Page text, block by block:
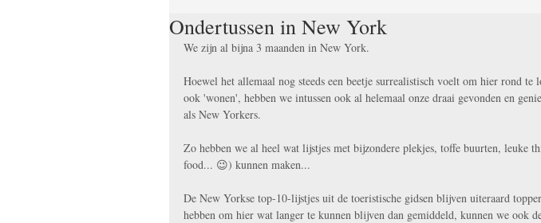
Ondertussen in New York
We zijn al bijna 3 maanden in New York.
Hoewel het allemaal nog steeds een beetje surrealistisch voelt om hier rond te
ook 'wonen', hebben we intussen ook al helemaal onze draai gevonden en
als New Yorkers.
Zo hebben we al heel wat lijstjes met bijzondere plekjes, toffe buurten, leuke
food... 😉) kunnen maken...
De New Yorkse top-10-lijstjes uit de toeristische gidsen blijven uiteraard
hebben om hier wat langer te kunnen blijven dan gemiddeld, kunnen we ook